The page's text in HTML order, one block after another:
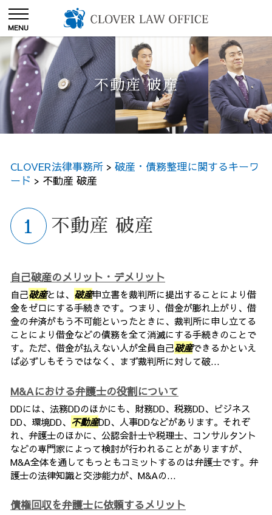
不動産 破産
CLOVER法律事務所 > 破産・債務整理に関するキーワ
ード > 不動産 破産
不動産 破産
自己破産のメリット・デメリット
自己破産とは、 破産申立書を裁判所に提出することにより借
金をゼロにする手続きです。つまり、借金が膨れ上がり、借
金の弁済がもう不可能といったときに、裁判所に申し立てる
ことにより借金などの債務を全て消滅にする手続きのことで
す。ただ、借金が払えない人が全員自己破産できるかといえ
ば必ずしもそうではなく、まず裁判所に対して破...
M&Aにおける弁護士の役割について
DDには、法務DDのほかにも、財務DD、税務DD、ビジネス
DD、環境DD、 不動産DD、人事DDなどがあります。それぞ
れ、弁護士のほかに、公認会計士や税理士、コンサルタント
などの専門家によって検討が行われることがありますが、
M&A全体を通してもっともコミットするのは弁護士です。弁
護士の法律知識と交渉能力が、M&Aの...
債権回収を弁護士に依頼するメリット